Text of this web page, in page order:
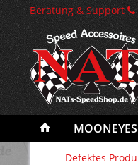
Beratung & Support
MOONEYES
Defektes